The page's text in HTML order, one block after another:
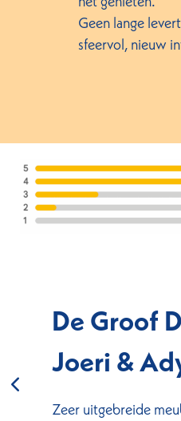
Geen lange
sfeervol, nieuw
De Groof
Joeri &
Zeer uitgebreide